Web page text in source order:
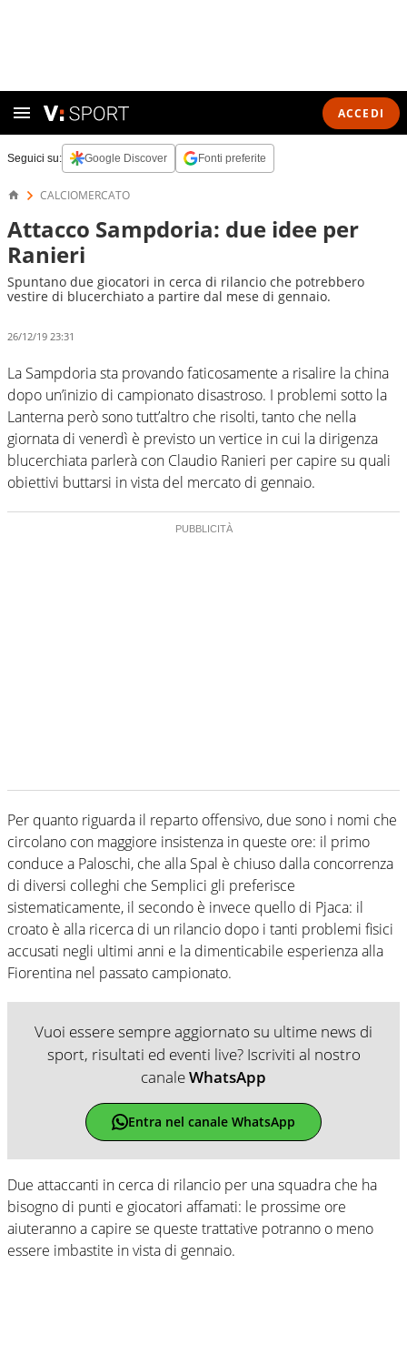
ACCEDI
Seguici su: Google Discover Fonti preferite
CALCIOMERCATO
Attacco Sampdoria: due idee per
Ranieri
Spuntano due giocatori in cerca di rilancio che potrebbero
vestire di blucerchiato a partire dal mese di gennaio.
26/12/19 23:31
La Sampdoria sta provando faticosamente a risalire la china
dopo un’inizio di campionato disastroso. I problemi sotto la
Lanterna però sono tutt’altro che risolti, tanto che nella
giornata di venerdì è previsto un vertice in cui la dirigenza
blucerchiata parlerà con Claudio Ranieri per capire su quali
obiettivi buttarsi in vista del mercato di gennaio.
Per quanto riguarda il reparto offensivo, due sono i nomi che
circolano con maggiore insistenza in queste ore: il primo
conduce a Paloschi, che alla Spal è chiuso dalla concorrenza
di diversi colleghi che Semplici gli preferisce
sistematicamente, il secondo è invece quello di Pjaca: il
croato è alla ricerca di un rilancio dopo i tanti problemi fisici
accusati negli ultimi anni e la dimenticabile esperienza alla
Fiorentina nel passato campionato.
Vuoi essere sempre aggiornato su ultime news di
sport, risultati ed eventi live? Iscriviti al nostro
canaleWhatsApp
Entra nel canale WhatsApp
Due attaccanti in cerca di rilancio per una squadra che ha
bisogno di punti e giocatori affamati: le prossime ore
aiuteranno a capire se queste trattative potranno o meno
essere imbastite in vista di gennaio.